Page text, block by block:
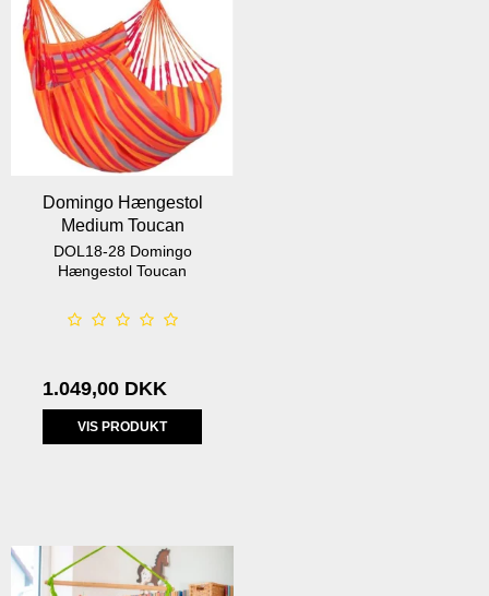
Domingo Hængestol
Medium Toucan
DOL18-28 Domingo
Hængestol Toucan
1.049,00 DKK
VIS PRODUKT